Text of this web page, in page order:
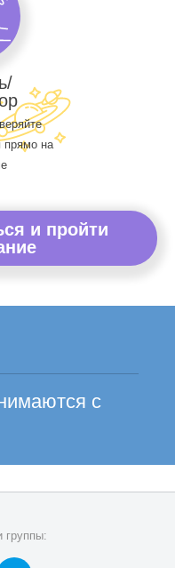
прямо на
и пройти
с
группы: